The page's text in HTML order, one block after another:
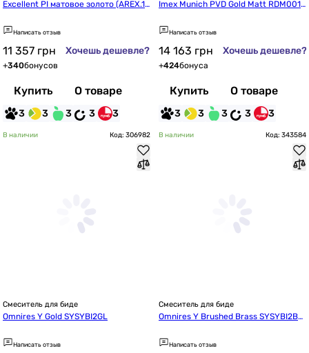
Excellent PI матовое золото (AREX.12
Написать отзыв
11 357 грн Хочешь дешевле?
+340бонусов
Купить О товаре
3 3 3 3 3
Imex Munich PVD Gold Matt RDM001/
Написать отзыв
14 163 грн Хочешь дешевле?
+424бонуса
Купить О товаре
3 3 3 3 3
В наличии Код: 306982
Смеситель для биде
Omnires Y Gold SYSYBI2GL
Написать отзыв
В наличии Код: 343584
Смеситель для биде
Omnires Y Brushed Brass SYSYBI2BS
Написать отзыв